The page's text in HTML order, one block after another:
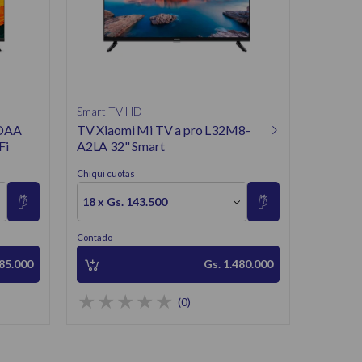
Smart TV HD
TV Xiaomi Mi TV a pro L32M8-
A2LA 32" Smart
Chiqui cuotas
18 x Gs. 143.500
Contado
Gs. 1.480.000
(0)